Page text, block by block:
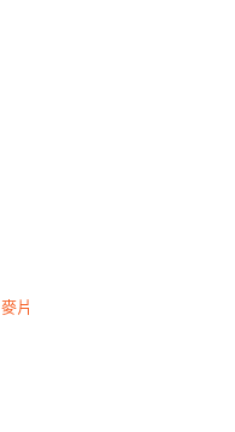
麥片